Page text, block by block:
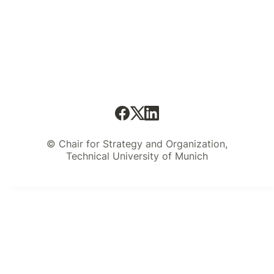
© Chair for Strategy and Organization,
Technical University of Munich